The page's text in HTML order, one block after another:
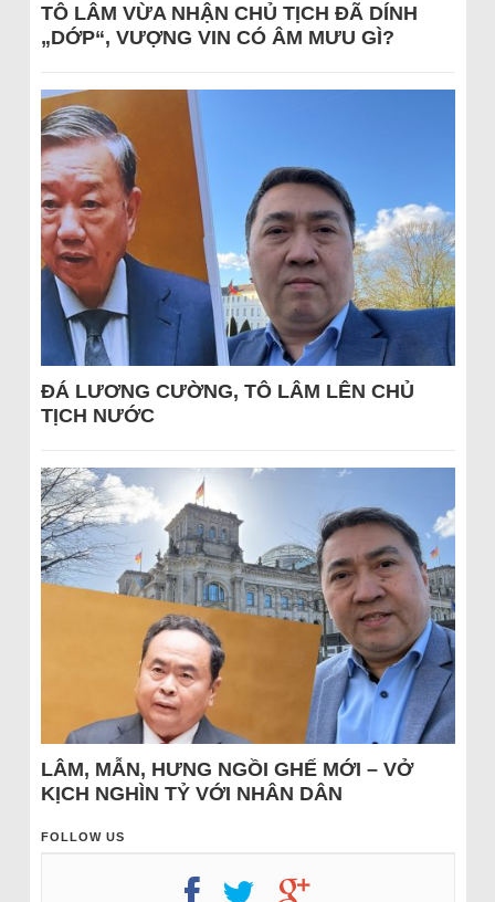
TÔ LÂM VỪA NHẬN CHỦ TỊCH ĐÃ DÍNH
„DỚP“, VƯỢNG VIN CÓ ÂM MƯU GÌ?
ĐÁ LƯƠNG CƯỜNG, TÔ LÂM LÊN CHỦ
TỊCH NƯỚC
LÂM, MẪN, HƯNG NGỒI GHẾ MỚI – VỞ
KỊCH NGHÌN TỶ VỚI NHÂN DÂN
FOLLOW US